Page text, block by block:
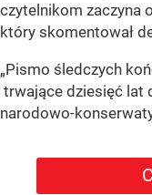
czytelnikom zaczyna
który skomentował
„Pismo śledczych
trwające dziesięć lat
narodowo-